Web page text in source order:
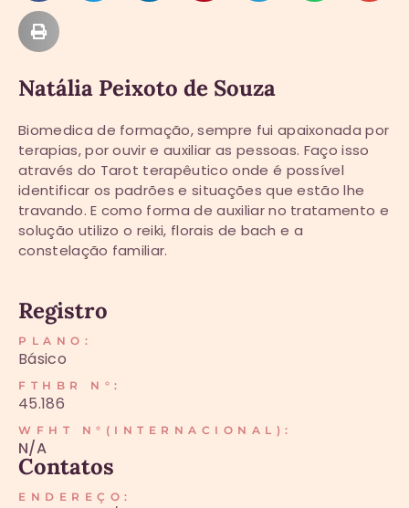
Natália Peixoto de Souza
Biomedica de formação, sempre fui apaixonada por
terapias, por ouvir e auxiliar as pessoas. Faço isso
através do Tarot terapêutico onde é possível
identificar os padrões e situações que estão lhe
travando. E como forma de auxiliar no tratamento e
solução utilizo o reiki, florais de bach e a
constelação familiar.
Registro
PLANO:
Básico
FTHBR N°:
45.186
WFHT N°(INTERNACIONAL):
N/A
Contatos
ENDEREÇO: